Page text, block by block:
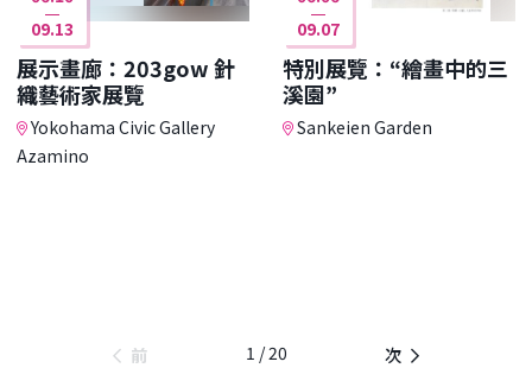
09.13
展示畫廊：203gow 針
織藝術家展覽
Yokohama Civic Gallery
Azamino
09.07
特別展覽：“繪畫中的三
溪園”
Sankeien Garden
前 1 / 20
次